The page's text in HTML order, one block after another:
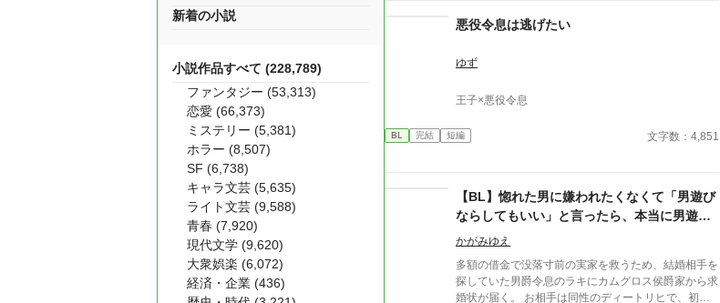
悪役令息は逃げたい
ゆず
王子×悪役令息
BL 完結 短編 文字数：4,851
【BL】惚れた男に嫌われたくなくて「男遊び
ならしてもいい」と言ったら、本当に男遊び
を始められて絶望している侯爵令息の話
かがみゆえ
多額の借金で没落寸前の実家を救うため、結婚相手を
探していた男爵令息のラキにカムグロス侯爵家から求
婚状が届く。 お相手は同性のディートリヒで、初対
新着の小説
小説作品すべて (228,789)
ファンタジー (53,313)
恋愛 (66,373)
ミステリー (5,381)
ホラー (8,507)
SF (6,738)
キャラ文芸 (5,635)
ライト文芸 (9,588)
青春 (7,920)
現代文学 (9,620)
大衆娯楽 (6,072)
経済・企業 (436)